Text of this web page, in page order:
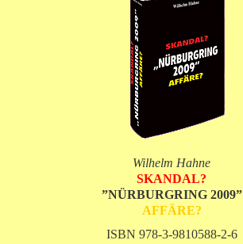
Wilhelm Hahne
SKANDAL?
”NÜRBURGRING 2009”
AFFÄRE?
ISBN 978-3-9810588-2-6